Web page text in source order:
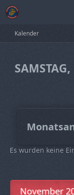
Kalender
Es wurden keine
November